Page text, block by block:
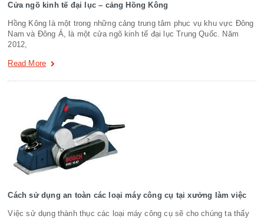
Cửa ngõ kinh tế đại lục – cảng Hồng Kông
Hồng Kông là một trong những cảng trung tâm phục vụ khu vực Đông
Nam và Đông Á, là một cửa ngõ kinh tế đại lục Trung Quốc. Năm
2012,
Read More
Cách sử dụng an toàn các loại máy công cụ tại xưởng làm việc
Việc sử dụng thành thục các loại máy công cụ sẽ cho chúng ta thấy